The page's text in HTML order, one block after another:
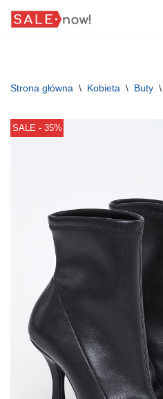
Strona główna \ Kobieta \ Buty \
SALE - 35%